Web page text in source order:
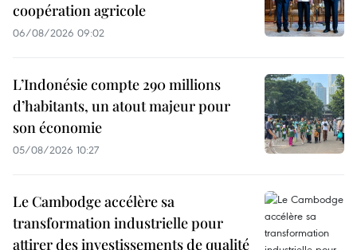
coopération agricole
06/08/2026 09:02
L’Indonésie compte 290 millions
d’habitants, un atout majeur pour
son économie
05/08/2026 10:27
Le Cambodge accélère sa
transformation industrielle pour
attirer des investissements de qualité